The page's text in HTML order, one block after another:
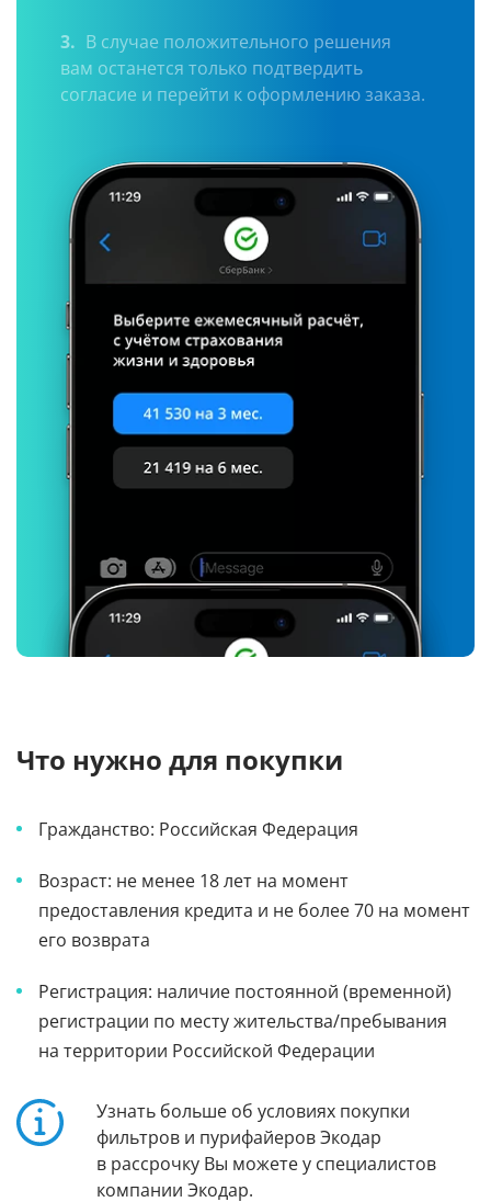
3. В случае положительного решения
вам останется только подтвердить
согласие и перейти к оформлению заказа.
Что нужно для покупки
Гражданство: Российская Федерация
Возраст: не менее 18 лет на момент
предоставления кредита и не более 70 на момент
его возврата
Регистрация: наличие постоянной (временной)
регистрации по месту жительства/пребывания
на территории Российской Федерации
Узнать больше об условиях покупки
фильтров и пурифайеров Экодар
в рассрочку Вы можете у специалистов
компании Экодар.